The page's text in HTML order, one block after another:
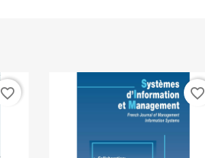
favorite_border favorite_border